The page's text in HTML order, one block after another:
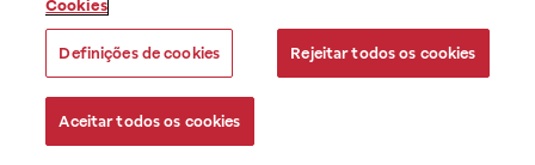
Cookies
Definições de cookies Rejeitar todos os cookies
Aceitar todos os cookies